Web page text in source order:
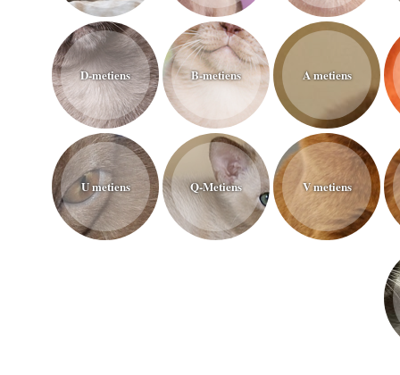
D-metiens B-metiens A metiens
U metiens Q-Metiens V metiens